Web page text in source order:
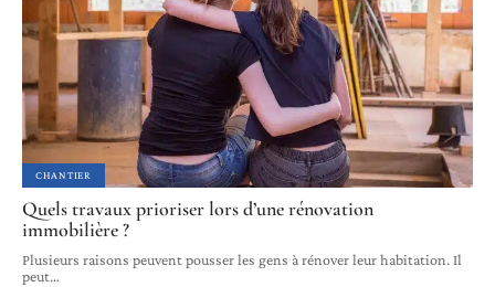
CHANTIER
Quels travaux prioriser lors d’une rénovation
immobilière ?
Plusieurs raisons peuvent pousser les gens à rénover leur habitation. Il
peut…